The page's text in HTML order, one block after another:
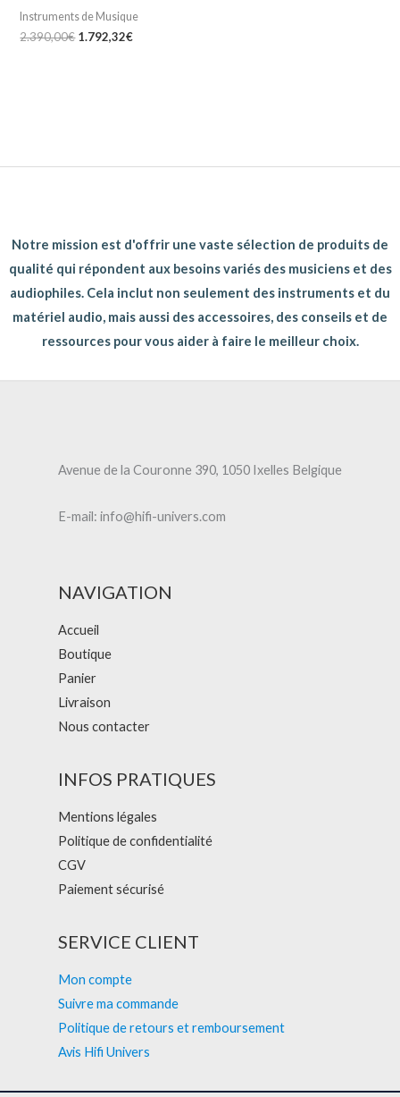
Instruments de Musique
2.390,00€ 1.792,32€
Notre mission est d'offrir une vaste sélection de produits de
qualité qui répondent aux besoins variés des musiciens et des
audiophiles. Cela inclut non seulement des instruments et du
matériel audio, mais aussi des accessoires, des conseils et de
ressources pour vous aider à faire le meilleur choix.
Avenue de la Couronne 390, 1050 Ixelles Belgique
E-mail: info@hifi-univers.com
NAVIGATION
Accueil
Boutique
Panier
Livraison
Nous contacter
INFOS PRATIQUES
Mentions légales
Politique de confidentialité
CGV
Paiement sécurisé
SERVICE CLIENT
Mon compte
Suivre ma commande
Politique de retours et remboursement
Avis Hifi Univers